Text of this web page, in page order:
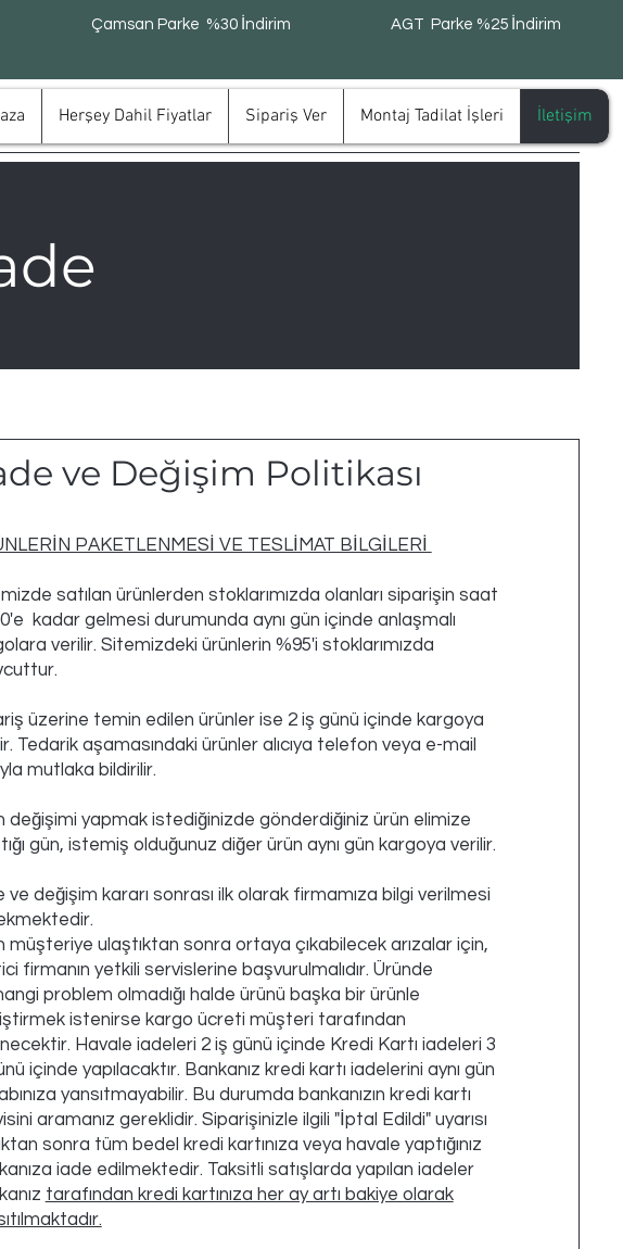
Çamsan Parke %30 İndirim AGT Parke %25 İndirim
Herşey Dahil Fiyatlar Sipariş Ver Montaj Tadilat İşleri İletişim
ve Değişim Politikası
PAKETLENMESİ VE TESLİMAT BİLGİLERİ
satılan ürünlerden stoklarımızda olanları siparişin saat
kadar gelmesi durumunda aynı gün içinde anlaşmalı
verilir. Sitemizdeki ürünlerin %95'i stoklarımızda
üzerine temin edilen ürünler ise 2 iş günü içinde kargoya
Tedarik aşamasındaki ürünler alıcıya telefon veya e-mail
mutlaka bildirilir.
değişimi yapmak istediğinizde gönderdiğiniz ürün elimize
gün, istemiş olduğunuz diğer ürün aynı gün kargoya verilir.
ve değişim kararı sonrası ilk olarak firmamıza bilgi verilmesi
müşteriye ulaştıktan sonra ortaya çıkabilecek arızalar için,
firmanın yetkili servislerine başvurulmalıdır. Üründe
problem olmadığı halde ürünü başka bir ürünle
istenirse kargo ücreti müşteri tarafından
Havale iadeleri 2 iş günü içinde Kredi Kartı iadeleri 3
içinde yapılacaktır. Bankanız kredi kartı iadelerini aynı gün
yansıtmayabilir. Bu durumda bankanızın kredi kartı
aramanız gereklidir. Siparişinizle ilgili "İptal Edildi" uyarısı
sonra tüm bedel kredi kartınıza veya havale yaptığınız
iade edilmektedir. Taksitli satışlarda yapılan iadeler
tarafından kredi kartınıza her ay artı bakiye olarak